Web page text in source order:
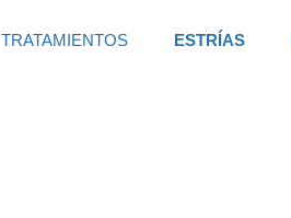
TRATAMIENTOS ESTRÍAS